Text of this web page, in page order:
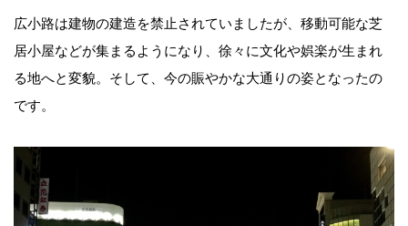
広小路は建物の建造を禁止されていましたが、移動可能な芝
居小屋などが集まるようになり、徐々に文化や娯楽が生まれ
る地へと変貌。そして、今の賑やかな大通りの姿となったの
です。